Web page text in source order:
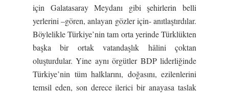
için Galatasaray Meydanı gibi şehirlerin belli
yerlerini –gören, anlayan gözler için- anıtlaştırdılar.
Böylelikle Türkiye’nin tam orta yerinde Türklükten
başka bir ortak vatandaşlık hâlini çoktan
oluşturdular. Yine aynı örgütler BDP liderliğinde
Türkiye’nin tüm halklarını, doğasını, ezilenlerini
temsil eden, son derece ilerici bir anayasa taslak